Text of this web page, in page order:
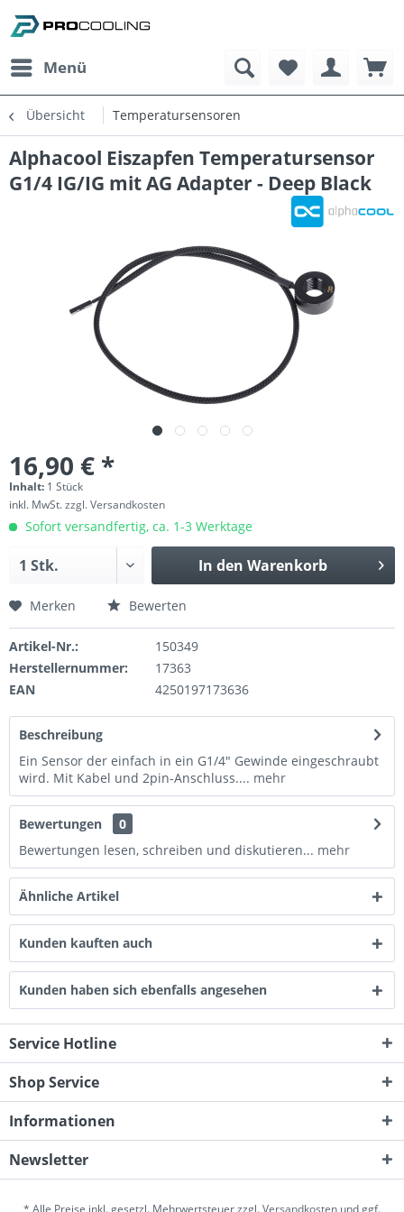
Menü
Übersicht Temperatursensoren
Alphacool Eiszapfen Temperatursensor
G1/4 IG/IG mit AG Adapter - Deep Black
16,90 € *
Inhalt: 1 Stück
inkl. MwSt.zzgl. Versandkosten
Sofort versandfertig, ca. 1-3 Werktage
In den Warenkorb
Merken Bewerten
Artikel-Nr.:
150349
Herstellernummer:
17363
EAN
4250197173636
Beschreibung
Ein Sensor der einfach in ein G1/4" Gewinde eingeschraubt
wird. Mit Kabel und 2pin-Anschluss.... mehr
Bewertungen
0
Bewertungen lesen, schreiben und diskutieren... mehr
Ähnliche Artikel
Kunden kauften auch
Kunden haben sich ebenfalls angesehen
Service Hotline
Shop Service
Informationen
Newsletter